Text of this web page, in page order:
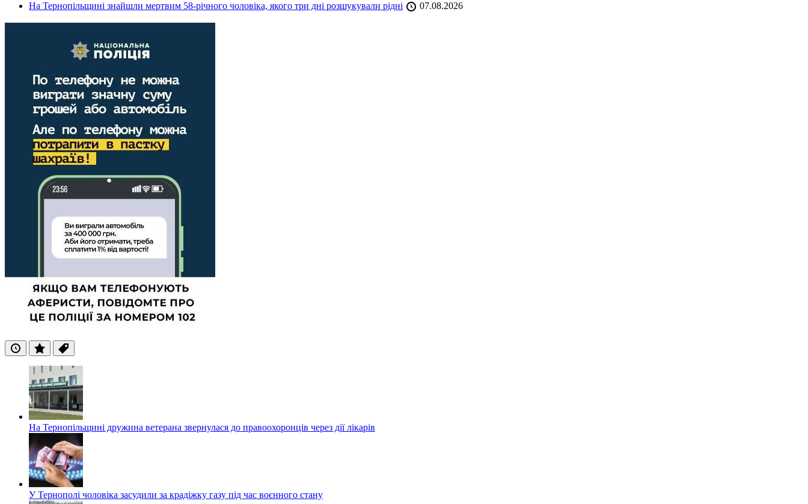
На Тернопільщині знайшли мертвим 58-річного чоловіка, якого три дні розшукували рідні
07.08.2026
ОстанніПопулярні
Теги
На Тернопільщині дружина ветерана звернулася до правоохоронців через дії лікарів
У Тернополі чоловіка засудили за крадіжку газу під час воєнного стану